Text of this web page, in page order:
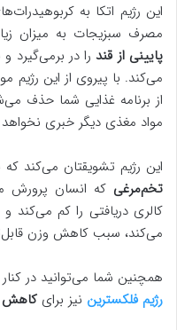
این رژیم اتکا به
مصرف سبزیجات به میزان
پایینی از قندرا در برمی‌گیرد
می‌کند. با پیروی از این رژیم
از برنامه غذایی شما حذف
مواد مغذی دیگر خبری نخواهد
این رژیم تشویقتان می‌کند
تخم‌مرغی که انسان پرورش
کالری دریافتی را کم
می‌کند، سبب کاهش وزن
همچنین شما می‌توانید در کنار
رژیم فلکسترین نیز برای کاهش